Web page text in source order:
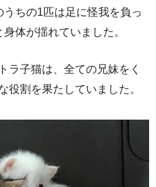
ちの1匹は足に怪我を負っ
体が揺れていました。
ラ子猫は、全ての兄妹をく
役割を果たしていました。